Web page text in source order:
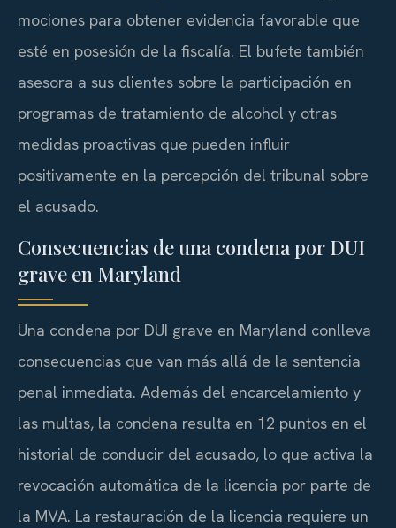
mociones para obtener evidencia favorable que
esté en posesión de la fiscalía. El bufete también
asesora a sus clientes sobre la participación en
programas de tratamiento de alcohol y otras
medidas proactivas que pueden influir
positivamente en la percepción del tribunal sobre
el acusado.
Consecuencias de una condena por DUI
grave en Maryland
Una condena por DUI grave en Maryland conlleva
consecuencias que van más allá de la sentencia
penal inmediata. Además del encarcelamiento y
las multas, la condena resulta en 12 puntos en el
historial de conducir del acusado, lo que activa la
revocación automática de la licencia por parte de
la MVA. La restauración de la licencia requiere un